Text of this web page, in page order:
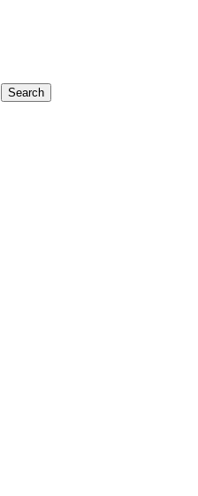
Search